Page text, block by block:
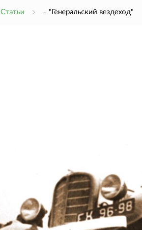
Статьи – "Генеральский вездеход"